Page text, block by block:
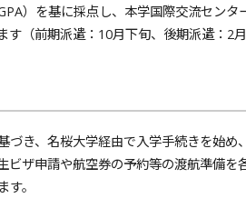
）を基に採点し、本学国際交流セン
（前期派遣：10月下旬、後期派遣：2月
き、名桜大学経由で入学手続きを始
ザ申請や航空券の予約等の渡航準備
。